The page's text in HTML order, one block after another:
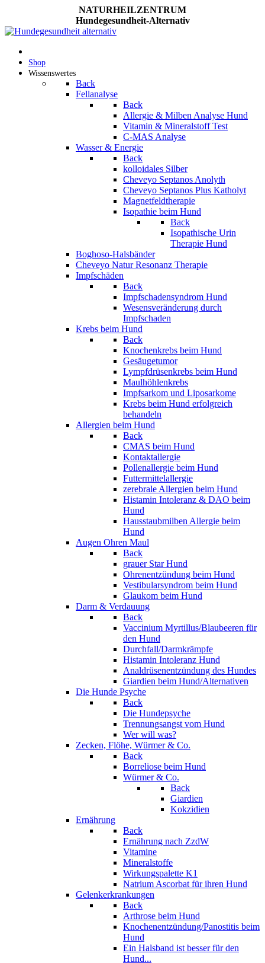
NATURHEILZENTRUM
Hundegesundheit-Alternativ
Shop
Wissenswertes
Back
Fellanalyse
Back
Allergie & Milben Analyse Hund
Vitamin & Mineralstoff Test
C-MAS Analyse
Wasser & Energie
Back
kolloidales Silber
Cheveyo Septanos Anolyth
Cheveyo Septanos Plus Katholyt
Magnetfeldtherapie
Isopathie beim Hund
Back
Isopathische Urin
Therapie Hund
Boghoso-Halsbänder
Cheveyo Natur Resonanz Therapie
Impfschäden
Back
Impfschadensyndrom Hund
Wesensveränderung durch
Impfschaden
Krebs beim Hund
Back
Knochenkrebs beim Hund
Gesäugetumor
Lympfdrüsenkrebs beim Hund
Maulhöhlenkrebs
Impfsarkom und Liposarkome
Krebs beim Hund erfolgreich
behandeln
Allergien beim Hund
Back
CMAS beim Hund
Kontaktallergie
Pollenallergie beim Hund
Futtermittelallergie
zerebrale Allergien beim Hund
Histamin Intoleranz & DAO beim
Hund
Hausstaubmilben Allergie beim
Hund
Augen Ohren Maul
Back
grauer Star Hund
Ohrenentzündung beim Hund
Vestibularsyndrom beim Hund
Glaukom beim Hund
Darm & Verdauung
Back
Vaccinium Myrtillus/Blaubeeren für
den Hund
Durchfall/Darmkrämpfe
Histamin Intoleranz Hund
Analdrüsenentzündung des Hundes
Giardien beim Hund/Alternativen
Die Hunde Psyche
Back
Die Hundepsyche
Trennungsangst vom Hund
Wer will was?
Zecken, Flöhe, Würmer & Co.
Back
Borreliose beim Hund
Würmer & Co.
Back
Giardien
Kokzidien
Ernährung
Back
Ernährung nach ZzdW
Vitamine
Mineralstoffe
Wirkungspalette K1
Natrium Ascorbat für ihren Hund
Gelenkerkrankungen
Back
Arthrose beim Hund
Knochenentzündung/Panostitis beim
Hund
Ein Halsband ist besser für den
Hund...